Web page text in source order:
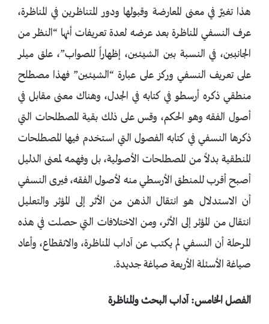
هذا تغيرٌ في معنى المعارضة وقبولها ودور المتناظرين في المناظرة،
عرف النسفي المناظرة بعد عرضه لعدة تعريفات أنها “النظر من
الجانبين، في النسبة بين الشيئين، إظهاراً للصواب”، علق ميلر
على تعريف النسفي وركز على عبارة “الشيئين” فهذا مصطلح
منطقي ذكره أرسطو في كتابه في الجدل، وهناك معنى مقابل في
أصول الفقه وهو الحكم، وقس على ذلك بقية المصطلحات التي
ذكرها النسفي في كتابه الفصول التي استخدم فيها المصطلحات
المنطقية بدلاً من المصطلحات الأصولية، بل وفهمه لمعنى الدليل
أصبح أقرب للمنطق الأرسطي منه لأصول الفقه، فيرى النسفي
أن الاستدلال هو انتقال الذهن من الأثر إلى المؤثر والتعليل
انتقال من المؤثر إلى الأثر، ومن الاختلافات التي حصلت في هذه
المرحلة أن النسفي لم يكتب عن آداب المناظرة، والانقطاع، وأعاد
صياغة الأسئلة الأربعة صياغة جديدة.
الفصل الخامس: آداب البحث والمناظرة